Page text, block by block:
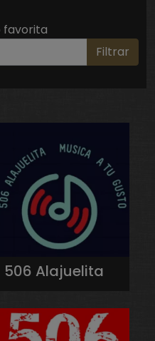
favorita
Filtrar
506 Alajuelita